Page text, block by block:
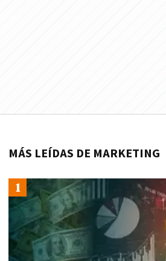
MÁS LEÍDAS DE MARKETING